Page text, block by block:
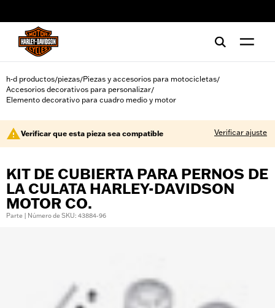
h-d productos/piezas/Piezas y accesorios para motocicletas/
Accesorios decorativos para personalizar/
Elemento decorativo para cuadro medio y motor
Verificar que esta pieza sea compatible Verificar ajuste
KIT DE CUBIERTA PARA PERNOS DE
LA CULATA HARLEY-DAVIDSON
MOTOR CO.
Parte | Número de SKU: 43884-96